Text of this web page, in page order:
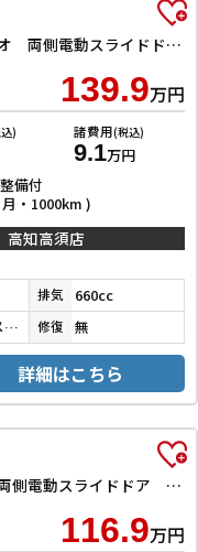
ハイブリッドXZ ディスプレイオーディオ 両側電動スライドドア クリアランスソナー オートクルーズコントロール レーンアシスト 衝突被害軽減システム オートライト LEDヘッドランプ スマートキー ルーフレール
139.9万円
) 諸費用(税込)
9.1万円
備付
・1000km )
高知高須店
排気 660cc
オフブルーメタリック／ミネラルグレーメタリック 修復 無
詳細はこちら
ハイブリッドXZ ETC 全周囲カメラ 両側電動スライドドア クリアランスソナー レーンアシスト 衝突被害軽減システム オートライト スマートキー アイドリングストップ 電動格納ミラー シートヒーター ベンチシート
116.9万円